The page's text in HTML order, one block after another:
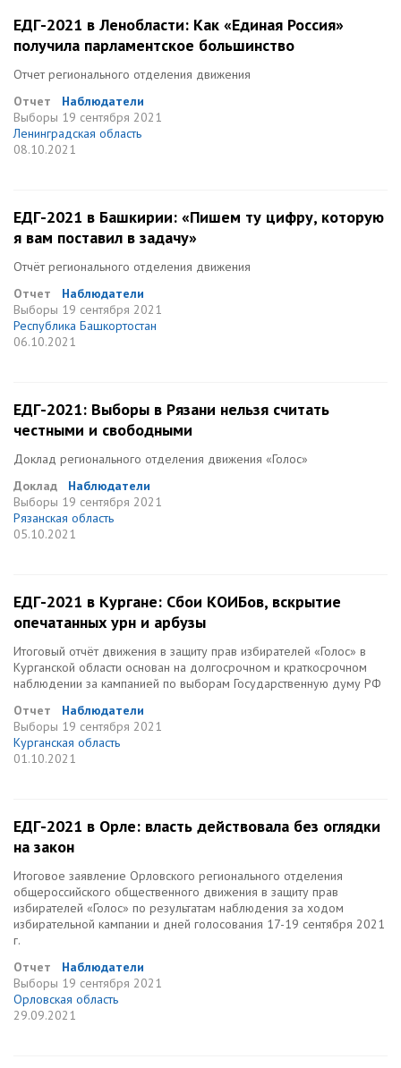
ЕДГ-2021 в Ленобласти: Как «Единая Россия»
получила парламентское большинство
Отчет регионального отделения движения
Отчет
Наблюдатели
Выборы 19 сентября 2021
Ленинградская область
08.10.2021
ЕДГ-2021 в Башкирии: «Пишем ту цифру, которую
я вам поставил в задачу»
Отчёт регионального отделения движения
Отчет
Наблюдатели
Выборы 19 сентября 2021
Республика Башкортостан
06.10.2021
ЕДГ-2021: Выборы в Рязани нельзя считать
честными и свободными
Доклад регионального отделения движения «Голос»
Доклад
Наблюдатели
Выборы 19 сентября 2021
Рязанская область
05.10.2021
ЕДГ-2021 в Кургане: Сбои КОИБов, вскрытие
опечатанных урн и арбузы
Итоговый отчёт движения в защиту прав избирателей «Голос» в
Курганской области основан на долгосрочном и краткосрочном
наблюдении за кампанией по выборам Государственную думу РФ
Отчет
Наблюдатели
Выборы 19 сентября 2021
Курганская область
01.10.2021
ЕДГ-2021 в Орле: власть действовала без оглядки
на закон
Итоговое заявление Орловского регионального отделения
общероссийского общественного движения в защиту прав
избирателей «Голос» по результатам наблюдения за ходом
избирательной кампании и дней голосования 17-19 сентября 2021
г.
Отчет
Наблюдатели
Выборы 19 сентября 2021
Орловская область
29.09.2021